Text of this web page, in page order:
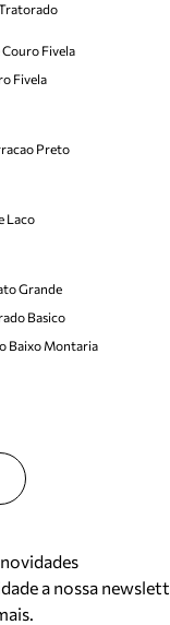
Fivela
Fivela
Preto
Laco
Grande
Basico
Baixo Montaria
a nossa